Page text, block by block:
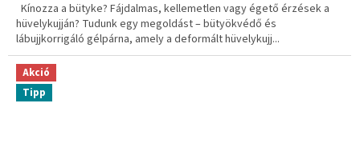
Kínozza a bütyke? Fájdalmas, kellemetlen vagy égető érzések a
hüvelykujján? Tudunk egy megoldást – bütyökvédő és
lábujjkorrigáló gélpárna, amely a deformált hüvelykujj...
Akció
Tipp